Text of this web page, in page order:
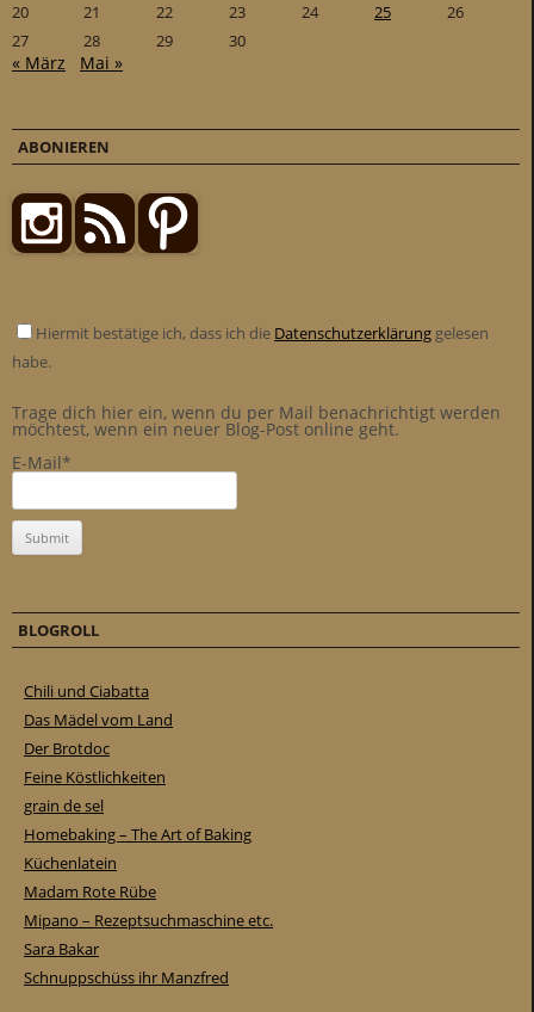
20
21 22 23 24 25
26
27
28 29 30
« März Mai »
ABONIEREN
Hiermit bestätige ich, dass ich die Datenschutzerklärung gelesen
habe.
Trage dich hier ein, wenn du per Mail benachrichtigt werden
möchtest, wenn ein neuer Blog-Post online geht.
E-Mail*
BLOGROLL
Chili und Ciabatta
Das Mädel vom Land
Der Brotdoc
Feine Köstlichkeiten
grain de sel
Homebaking – The Art of Baking
Küchenlatein
Madam Rote Rübe
Mipano – Rezeptsuchmaschine etc.
Sara Bakar
Schnuppschüss ihr Manzfred